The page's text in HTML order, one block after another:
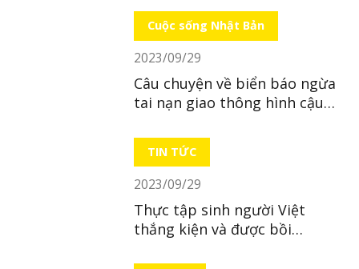
Cuộc sống Nhật Bản
2023/09/29
Câu chuyện về biển báo ngừa
tai nạn giao thông hình cậu
TIN TỨC
2023/09/29
Thực tập sinh người Việt
thắng kiện và được bồi